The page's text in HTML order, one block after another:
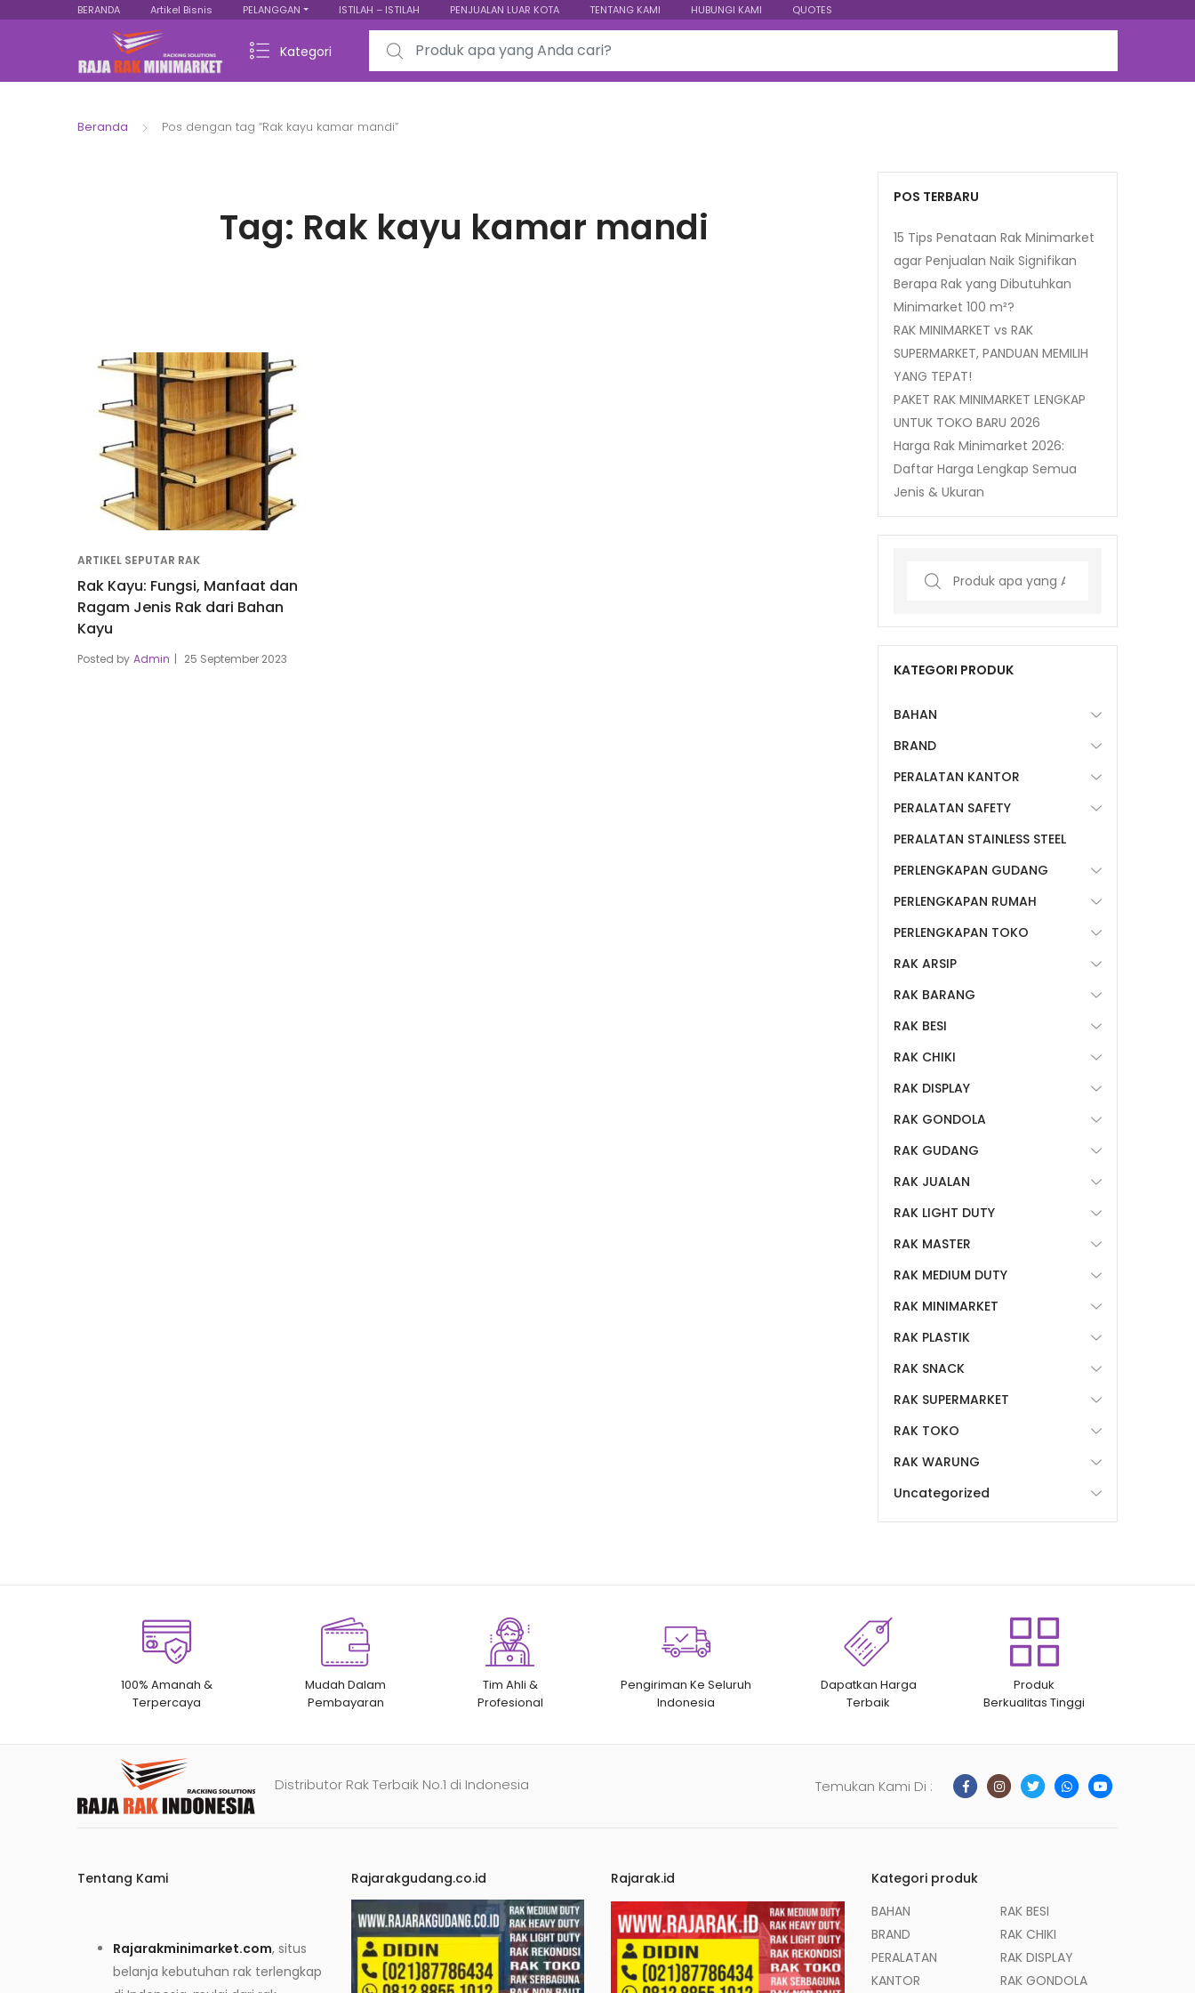
BERANDA Artikel Bisnis PELANGGAN ISTILAH – ISTILAH PENJUALAN LUAR KOTA TENTANG KAMI HUBUNGI KAMI QUOTES
Kategori
Search for:
Beranda Pos dengan tag “Rak kayu kamar mandi”
Tag: Rak kayu kamar mandi
ARTIKEL SEPUTAR RAK
Rak Kayu: Fungsi, Manfaat dan
Ragam Jenis Rak dari Bahan
Kayu
Posted by Admin 25 September 2023
POS TERBARU
15 Tips Penataan Rak Minimarket
agar Penjualan Naik Signifikan
Berapa Rak yang Dibutuhkan
Minimarket 100 m²?
RAK MINIMARKET vs RAK
SUPERMARKET, PANDUAN MEMILIH
YANG TEPAT!
PAKET RAK MINIMARKET LENGKAP
UNTUK TOKO BARU 2026
Harga Rak Minimarket 2026:
Daftar Harga Lengkap Semua
Jenis & Ukuran
Search
KATEGORI PRODUK
BAHAN
BRAND
PERALATAN KANTOR
PERALATAN SAFETY
PERALATAN STAINLESS STEEL
PERLENGKAPAN GUDANG
PERLENGKAPAN RUMAH
PERLENGKAPAN TOKO
RAK ARSIP
RAK BARANG
RAK BESI
RAK CHIKI
RAK DISPLAY
RAK GONDOLA
RAK GUDANG
RAK JUALAN
RAK LIGHT DUTY
RAK MASTER
RAK MEDIUM DUTY
RAK MINIMARKET
RAK PLASTIK
RAK SNACK
RAK SUPERMARKET
RAK TOKO
RAK WARUNG
Uncategorized
100% Amanah &
Terpercaya
Mudah Dalam
Pembayaran
Tim Ahli &
Profesional
Pengiriman Ke Seluruh
Indonesia
Dapatkan Harga
Terbaik
Produk
Berkualitas Tinggi
Distributor Rak Terbaik No.1 di Indonesia Temukan Kami Di :
Tentang Kami
Rajarakminimarket.com, situs
belanja kebutuhan rak terlengkap
Rajarakgudang.co.id Rajarak.id
Kategori produk
BAHAN
BRAND
PERALATAN
KANTOR
RAK BESI
RAK CHIKI
RAK DISPLAY
RAK GONDOLA